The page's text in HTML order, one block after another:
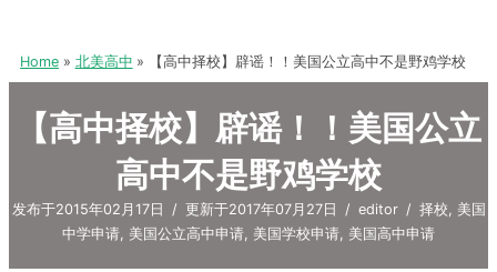
Home 北美高中 【高中择校】辟谣！！美国公立高中不是野鸡学校
【高中择校】辟谣！！美国公立
高中不是野鸡学校
发布于2015年02月17日 / 更新于2017年07月27日 / editor / 择校, 美国
中学申请, 美国公立高中申请, 美国学校申请, 美国高中申请